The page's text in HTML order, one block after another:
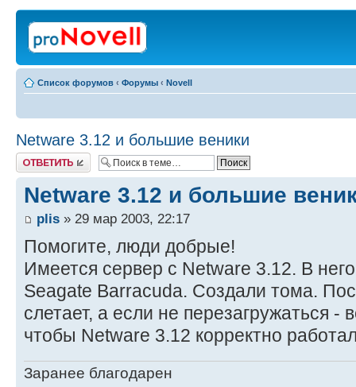
Список форумов ‹ Форумы ‹ Novell
Netware 3.12 и большие веники
Ответить
Netware 3.12 и большие
plis » 29 мар 2003, 22:17
Помогите, люди добрые!
Имеется сервер с Netware 3.12. В
Seagate Barracuda. Создали тома.
слетает, а если не перезагружаться -
чтобы Netware 3.12 корректно
Заранее благодарен